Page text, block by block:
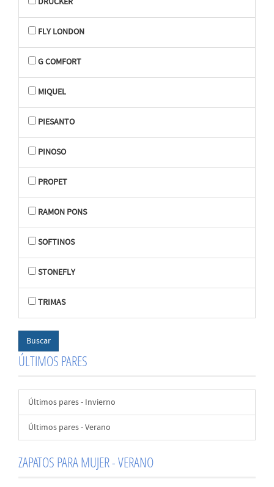
FLY LONDON
G COMFORT
MIQUEL
PIESANTO
PINOSO
PROPET
RAMON PONS
SOFTINOS
STONEFLY
TRIMAS
ÚLTIMOS PARES
Últimos pares - Invierno
Últimos pares - Verano
ZAPATOS PARA MUJER - VERANO